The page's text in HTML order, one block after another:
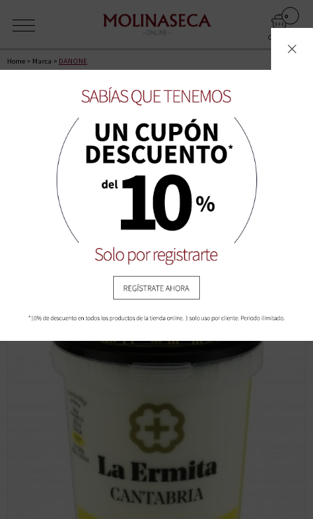
CARRITO
0
Home > Marca > DANONE
LISTA